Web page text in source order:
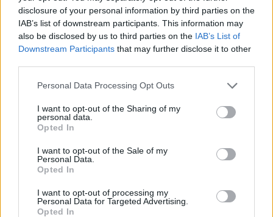
disclosure of your personal information by third parties on the
IAB’s list of downstream participants. This information may
also be disclosed by us to third parties on the IAB’s List of
Downstream Participants that may further disclose it to other
Personal Data Processing Opt Outs
I want to opt-out of the Sharing of my
personal data.
Opted In
I want to opt-out of the Sale of my
Personal Data.
Opted In
I want to opt-out of processing my
Personal Data for Targeted Advertising.
Opted In
Av Ronny Karlsson
Publicerat2020-06-24